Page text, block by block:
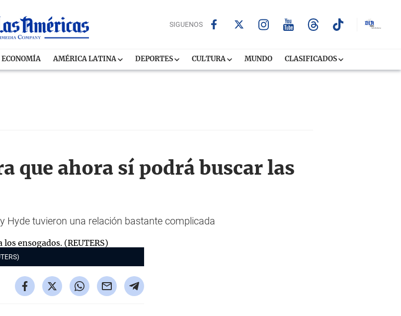
SIGUENOS
ECONOMÍA AMÉRICA LATINA DEPORTES CULTURA MUNDO CLASIFICADOS
que ahora sí podrá buscar las
Hyde tuvieron una relación bastante complicada